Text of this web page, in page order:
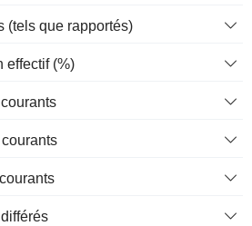
(tels que rapportés)
effectif (%)
courants